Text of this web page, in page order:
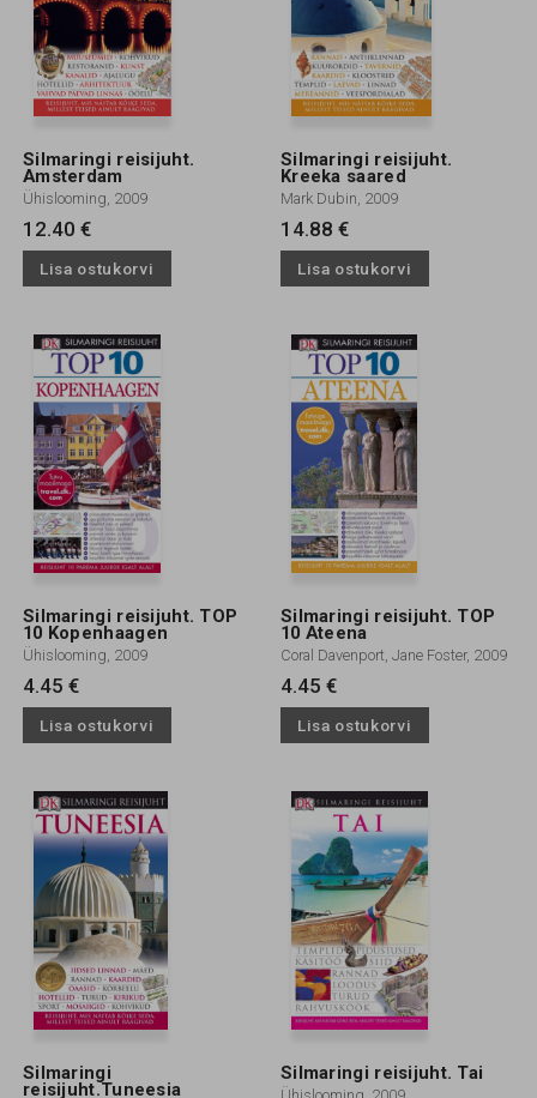
Silmaringi reisijuht.
Amsterdam
Ühislooming, 2009
12.40 €
Lisa ostukorvi
Silmaringi reisijuht.
Kreeka saared
Mark Dubin, 2009
14.88 €
Lisa ostukorvi
Silmaringi reisijuht. TOP
10 Kopenhaagen
Ühislooming, 2009
4.45 €
Lisa ostukorvi
Silmaringi reisijuht. TOP
10 Ateena
Coral Davenport, Jane Foster, 2009
4.45 €
Lisa ostukorvi
Silmaringi
reisijuht.Tuneesia
Silmaringi reisijuht. Tai